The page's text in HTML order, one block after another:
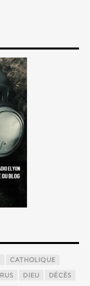
CATHOLIQUE
DIEU DÉCÈS